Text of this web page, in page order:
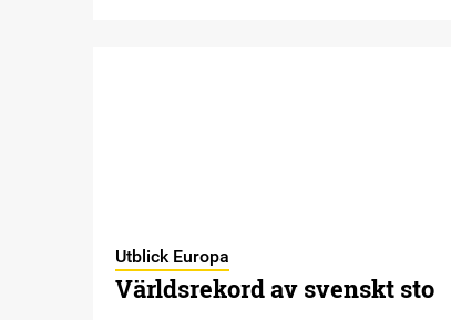
Utblick Europa
Världsrekord av svenskt sto